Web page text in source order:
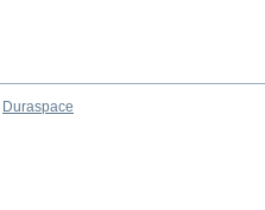
Duraspace